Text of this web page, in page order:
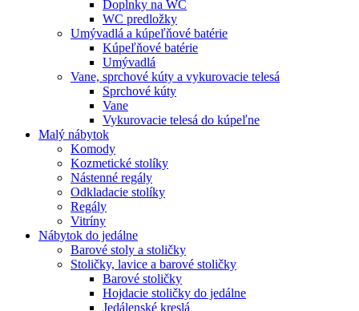
Doplnky na WC
WC predložky
Umývadlá a kúpeľňové batérie
Kúpeľňové batérie
Umývadlá
Vane, sprchové kúty a vykurovacie telesá
Sprchové kúty
Vane
Vykurovacie telesá do kúpeľne
Malý nábytok
Komody
Kozmetické stolíky
Nástenné regály
Odkladacie stolíky
Regály
Vitríny
Nábytok do jedálne
Barové stoly a stoličky
Stoličky, lavice a barové stoličky
Barové stoličky
Hojdacie stoličky do jedálne
Jedálenské kreslá